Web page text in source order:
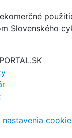
Slovenského
nastavenia